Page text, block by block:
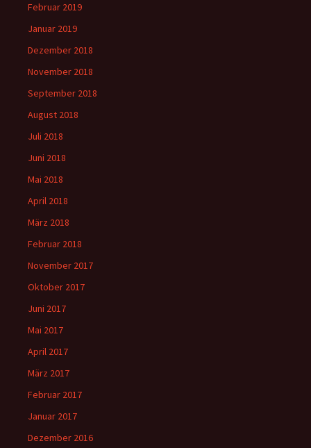
Februar 2019
Januar 2019
Dezember 2018
November 2018
September 2018
August 2018
Juli 2018
Juni 2018
Mai 2018
April 2018
März 2018
Februar 2018
November 2017
Oktober 2017
Juni 2017
Mai 2017
April 2017
März 2017
Februar 2017
Januar 2017
Dezember 2016